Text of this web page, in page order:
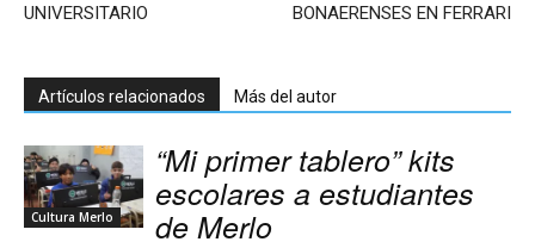
UNIVERSITARIO
BONAERENSES EN FERRARI
Artículos relacionados Más del autor
Cultura Merlo
“Mi primer tablero” kits
escolares a estudiantes
de Merlo